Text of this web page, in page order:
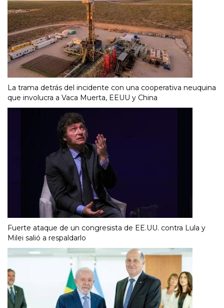
La trama detrás del incidente con una cooperativa neuquina
que involucra a Vaca Muerta, EEUU y China
Fuerte ataque de un congresista de EE.UU. contra Lula y
Milei salió a respaldarlo